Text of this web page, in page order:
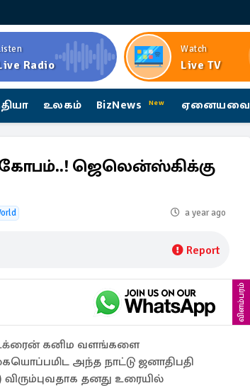
Radio
Watch
Live TV
உலகம் BizNews New ஏனையவை
கோபம்..! ஜெலென்ஸ்கிக்கு
a year ago
Report
விளம்பரம்
கனிம வளங்களை
அந்த நாட்டு ஜனாதிபதி
தனது உரையில்